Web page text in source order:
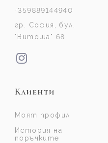
+359889144940
гр. София, бул.
"Витоша" 68
Клиенти
Моят профил
История на
поръчките